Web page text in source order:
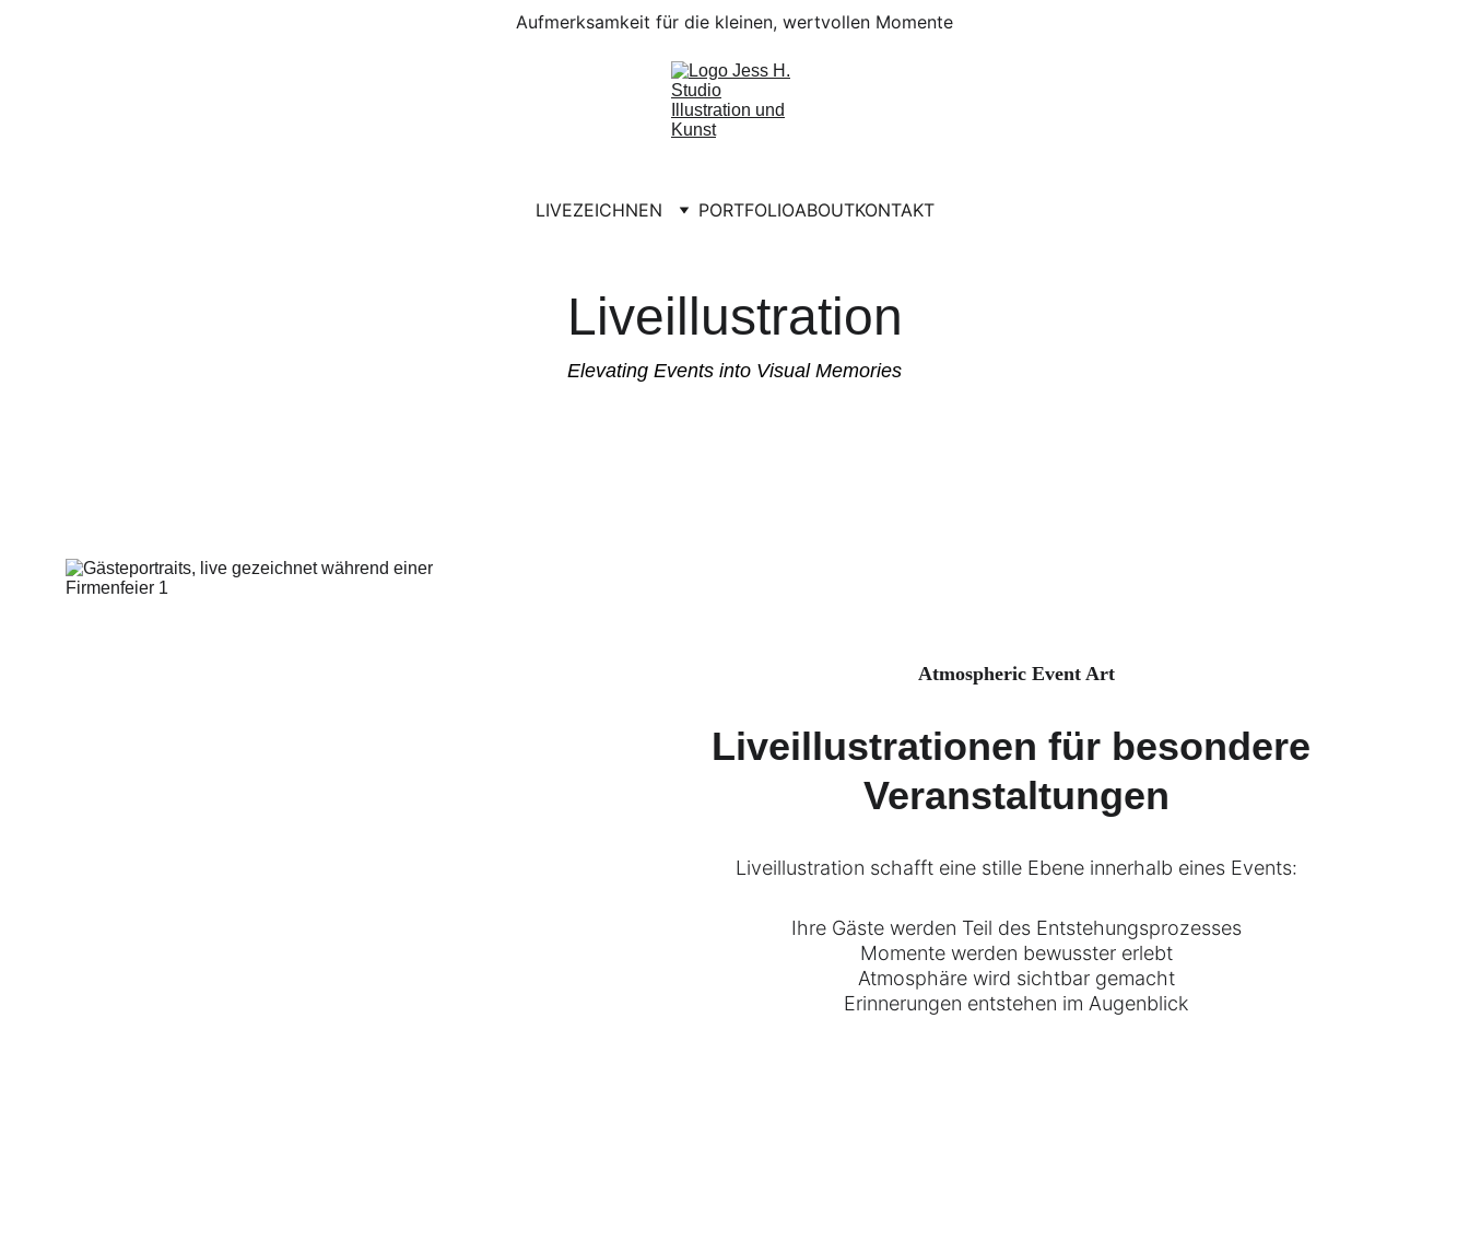
Aufmerksamkeit für die kleinen, wertvollen Momente
LIVEZEICHNEN PORTFOLIOABOUTKONTAKT
Liveillustration
Elevating Events into Visual Memories
Atmospheric Event Art
Liveillustrationen für besondere
Veranstaltungen
Liveillustration schafft eine stille Ebene innerhalb eines Events:
Ihre Gäste werden Teil des Entstehungsprozesses
Momente werden bewusster erlebt
Atmosphäre wird sichtbar gemacht
Erinnerungen entstehen im Augenblick